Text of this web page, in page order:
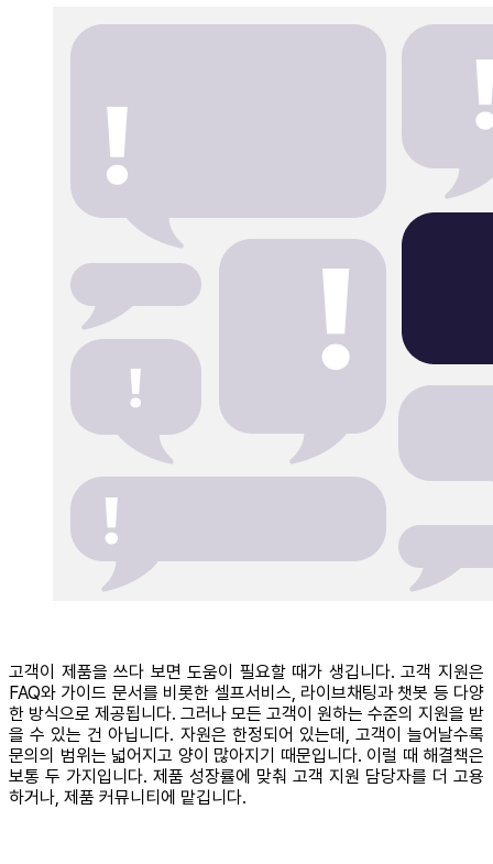
고객이 제품을 쓰다 보면 도움이 필요할 때가 생깁니다. 고객 지원은
FAQ와 가이드 문서를 비롯한 셀프서비스, 라이브채팅과 챗봇 등 다양
한 방식으로 제공됩니다. 그러나 모든 고객이 원하는 수준의 지원을 받
을 수 있는 건 아닙니다. 자원은 한정되어 있는데, 고객이 늘어날수록
문의의 범위는 넓어지고 양이 많아지기 때문입니다. 이럴 때 해결책은
보통 두 가지입니다. 제품 성장률에 맞춰 고객 지원 담당자를 더 고용
하거나, 제품 커뮤니티에 맡깁니다.